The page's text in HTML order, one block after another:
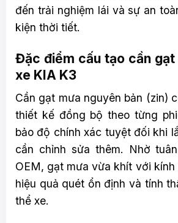
đến trải nghiệm lái và sự an
kiện thời tiết.
Đặc điểm cấu tạo cần gạt
xe KIA K3
Cần gạt mưa nguyên bản (zin)
thiết kế đồng bộ theo từng
bảo độ chính xác tuyệt đối khi
cần chỉnh sửa thêm. Nhờ
OEM, gạt mưa vừa khít với
hiệu quả quét ổn định và tính
thể xe.